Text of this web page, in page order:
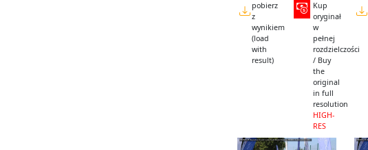
pobierz
z
wynikiem
(load
with
result)
Kup
oryginał
w
pełnej
rozdzielczości
/ Buy
the
original
in full
resolution
HIGH-
RES